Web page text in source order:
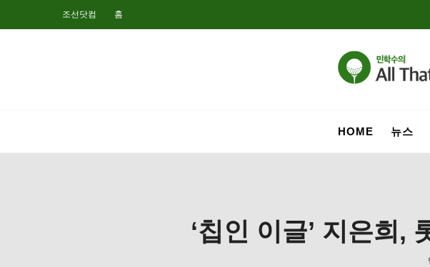
조선닷컴 홈
HOME 뉴스
‘칩인 이글’ 지은희,